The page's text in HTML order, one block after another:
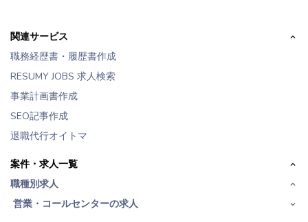
関連サービス
職務経歴書・履歴書作成
RESUMY JOBS 求人検索
事業計画書作成
SEO記事作成
退職代行オイトマ
案件・求人一覧
職種別求人
営業・コールセンターの求人